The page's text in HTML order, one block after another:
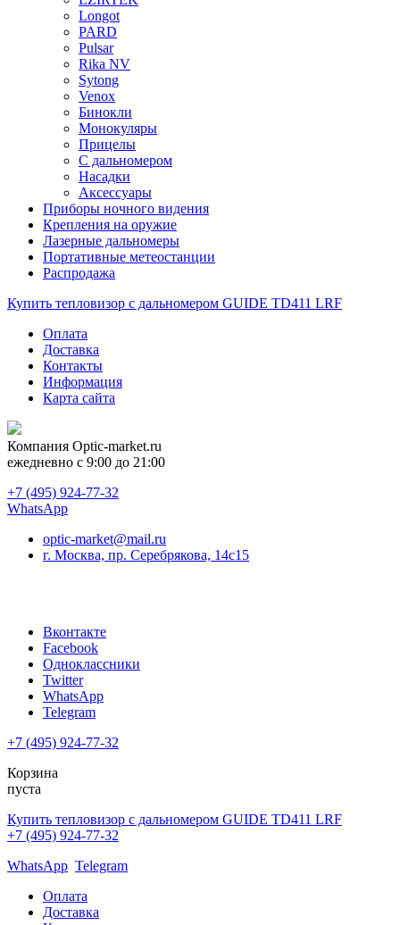
Longot
PARD
Pulsar
Rika NV
Sytong
Venox
Бинокли
Монокуляры
Прицелы
С дальномером
Насадки
Аксессуары
Приборы ночного видения
Крепления на оружие
Лазерные дальномеры
Портативные метеостанции
Распродажа
Купить тепловизор с дальномером GUIDE TD411 LRF
Оплата
Доставка
Контакты
Информация
Карта сайта
Компания Optic-market.ru
ежедневно с 9:00 до 21:00
+7 (495) 924-77-32
WhatsApp
optic-market@mail.ru
г. Москва, пр. Серебрякова, 14с15
Вконтакте
Facebook
Одноклассники
Twitter
WhatsApp
Telegram
+7 (495) 924-77-32
Корзина
пуста
Купить тепловизор с дальномером GUIDE TD411 LRF
+7 (495) 924-77-32
WhatsApp Telegram
Оплата
Доставка